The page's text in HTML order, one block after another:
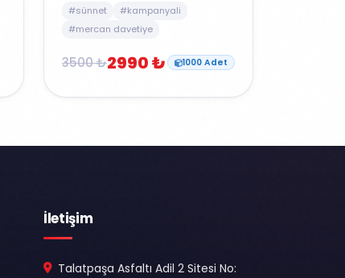
#sünnet
#kampanyali
#mercan davetiye
3500 ₺2990 ₺ 1000 Adet
İletişim
Talatpaşa Asfaltı Adil 2 Sitesi No: